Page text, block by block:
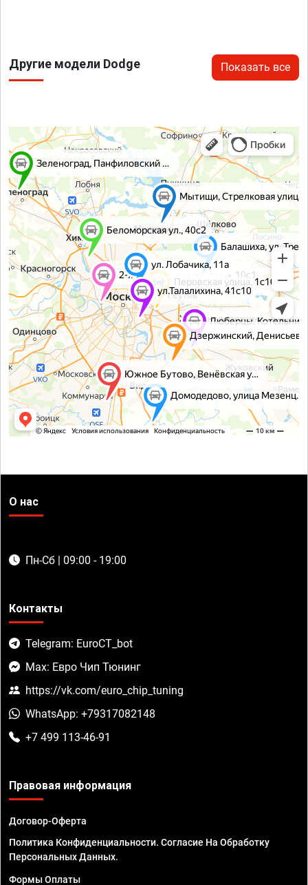
Другие модели Dodge Показать все
О нас
Пн-Сб | 09:00 - 19:00
Контакты
Telegram: EuroCT_bot
Max: Евро Чип Тюнинг
https://vk.com/euro_chip_tuning
WhatsApp: +79317082148
+7 499 113-46-91
Правовая информация
Договор-Оферта
Политика Конфиденциальности. Согласие На Обработку
Персональных Данных.
Формы Оплаты